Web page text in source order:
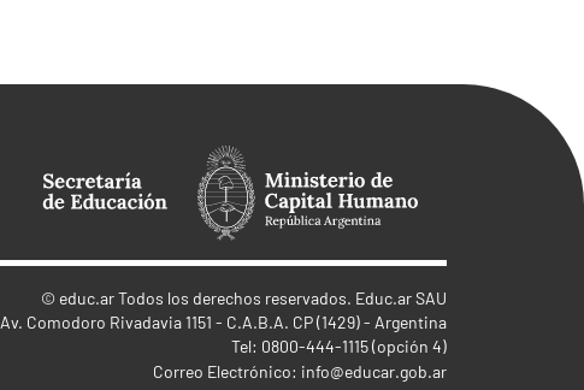
© educ.arTodos los derechos reservados. Educ.ar SAU
Av. Comodoro Rivadavia 1151 - C.A.B.A. CP (1429) - Argentina
Tel: 0800-444-1115 (opción 4)
Correo Electrónico: info@educar.gob.ar